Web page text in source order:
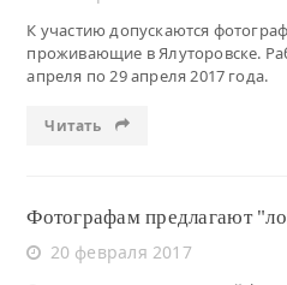
К участию допускаются
проживающие в Ялуторовске.
апреля по 29 апреля 2017 года.
Читать
Фотографам предлагают
20 февраля 2017